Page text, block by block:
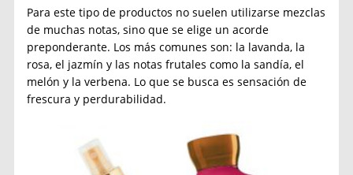
Para este tipo de productos no suelen utilizarse mezclas
de muchas notas, sino que se elige un acorde
preponderante. Los más comunes son: la lavanda, la
rosa, el jazmín y las notas frutales como la sandía, el
melón y la verbena. Lo que se busca es sensación de
frescura y perdurabilidad.